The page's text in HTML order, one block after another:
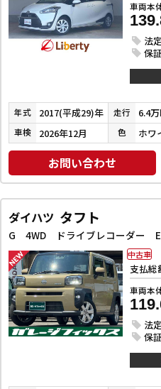
車両本
法
保
年式 2017(平成29)年 走行 6.4
車検 2026年12月 色
お問い合わせ
ダイハツ タフト
支払総
車両本
法
保
中古車